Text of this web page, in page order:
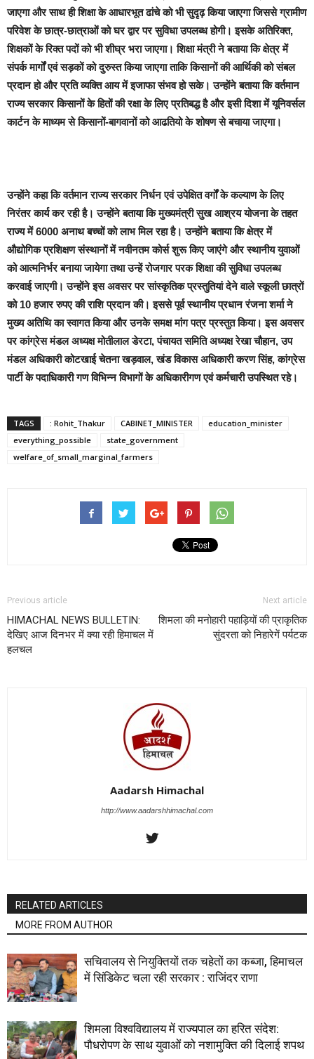
जाएगा और साथ ही शिक्षा के आधारभूत ढांचे को भी सुदृढ़ किया जाएगा जिससे ग्रामीण
परिवेश के छात्र-छात्राओं को घर द्वार पर सुविधा उपलब्ध होगी। इसके अतिरिक्त,
शिक्षकों के रिक्त पदों को भी शीघ्र भरा जाएगा। शिक्षा मंत्री ने बताया कि क्षेत्र में
संपर्क मार्गों एवं सड़कों को दुरुस्त किया जाएगा ताकि किसानों की आर्थिकी को संबल
प्रदान हो और प्रति व्यक्ति आय में इजाफा संभव हो सके। उन्होंने बताया कि वर्तमान
राज्य सरकार किसानों के हितों की रक्षा के लिए प्रतिबद्ध है और इसी दिशा में यूनिवर्सल
कार्टन के माध्यम से किसानों-बागवानों को आढतियो के शोषण से बचाया जाएगा।
उन्होंने कहा कि वर्तमान राज्य सरकार निर्धन एवं उपेक्षित वर्गों के कल्याण के लिए
निरंतर कार्य कर रही है। उन्होंने बताया कि मुख्यमंत्री सुख आश्रय योजना के तहत
राज्य में 6000 अनाथ बच्चों को लाभ मिल रहा है। उन्होंने बताया कि क्षेत्र में
औद्योगिक प्रशिक्षण संस्थानों में नवीनतम कोर्स शुरू किए जाएंगे और स्थानीय युवाओं
को आत्मनिर्भर बनाया जायेगा तथा उन्हें रोजगार परक शिक्षा की सुविधा उपलब्ध
करवाई जाएगी। उन्होंने इस अवसर पर सांस्कृतिक प्रस्तुतियां देने वाले स्कूली छात्रों
को 10 हजार रुपए की राशि प्रदान की। इससे पूर्व स्थानीय प्रधान रंजना शर्मा ने
मुख्य अतिथि का स्वागत किया और उनके समक्ष मांग पत्र प्रस्तुत किया। इस अवसर
पर कांग्रेस मंडल अध्यक्ष मोतीलाल डेरटा, पंचायत समिति अध्यक्ष रेखा चौहान, उप
मंडल अधिकारी कोटखाई चेतना खड़वाल, खंड विकास अधिकारी करण सिंह, कांग्रेस
पार्टी के पदाधिकारी गण विभिन्न विभागों के अधिकारीगण एवं कर्मचारी उपस्थित रहे।
TAGS : Rohit_Thakur CABINET_MINISTER
education_minister
everything_possible
state_government
welfare_of_small_marginal_farmers
Previous article
HIMACHAL NEWS BULLETIN:
देखिए आज दिनभर में क्या रही हिमाचल में
हलचल
Next article
शिमला की मनोहारी पहाड़ियों की प्राकृतिक
सुंदरता को निहारेगें पर्यटक
Aadarsh Himachal
http://www.aadarshhimachal.com
RELATED ARTICLES
MORE FROM AUTHOR
सचिवालय से नियुक्तियों तक चहेतों का कब्जा, हिमाचल
में सिंडिकेट चला रही सरकार : राजिंदर राणा
शिमला विश्वविद्यालय में राज्यपाल का हरित संदेश:
पौधरोपण के साथ युवाओं को नशामुक्ति की दिलाई शपथ